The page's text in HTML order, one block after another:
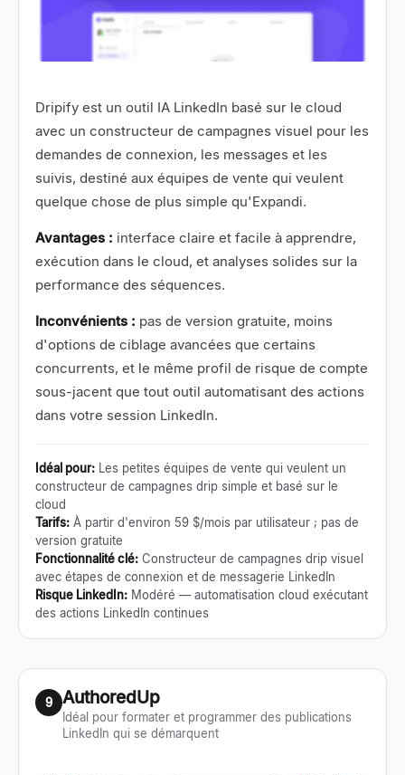
Dripify est un outil IA LinkedIn basé sur le cloud
avec un constructeur de campagnes visuel pour les
demandes de connexion, les messages et les
suivis, destiné aux équipes de vente qui veulent
quelque chose de plus simple qu'Expandi.
Avantages : interface claire et facile à apprendre,
exécution dans le cloud, et analyses solides sur la
performance des séquences.
Inconvénients : pas de version gratuite, moins
d'options de ciblage avancées que certains
concurrents, et le même profil de risque de compte
sous-jacent que tout outil automatisant des actions
dans votre session LinkedIn.
Idéal pour: Les petites équipes de vente qui veulent un
constructeur de campagnes drip simple et basé sur le
cloud
Tarifs: À partir d'environ 59 $/mois par utilisateur ; pas de
version gratuite
Fonctionnalité clé: Constructeur de campagnes drip visuel
avec étapes de connexion et de messagerie LinkedIn
Risque LinkedIn: Modéré — automatisation cloud exécutant
des actions LinkedIn continues
9 AuthoredUp
Idéal pour formater et programmer des publications
LinkedIn qui se démarquent